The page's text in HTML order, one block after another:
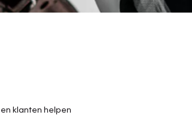
klanten helpen